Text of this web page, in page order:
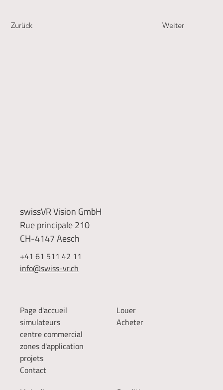
Zurück Weiter
Page d'accueil
simulateurs
centre commercial
zones d'application
projets
Contact
Louer
Acheter
swissVR Vision GmbH
Rue principale 210
CH-4147 Aesch
+41 61 511 42 11
info@swiss-vr.ch